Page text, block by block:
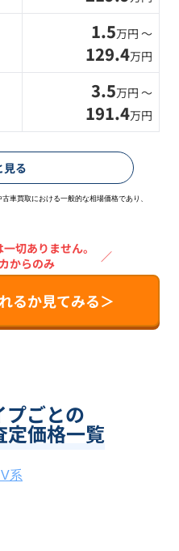
1.5万円 〜
129.4万円
3.5万円 〜
191.4万円
見る
車買取における一般的な相場価格であり、
切ありません。
からのみ
／
るか見てみる＞
プごとの
定価格一覧
系